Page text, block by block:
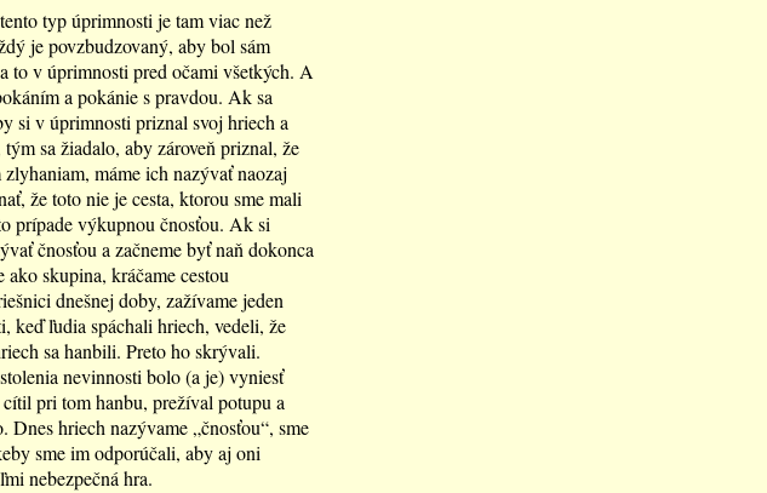
typ úprimnosti je tam viac než
je povzbudzovaný, aby bol sám
to v úprimnosti pred očami všetkých. A
a pokánie s pravdou. Ak sa
si v úprimnosti priznal svoj hriech a
sa žiadalo, aby zároveň priznal, že
máme ich nazývať naozaj
že toto nie je cesta, ktorou sme mali
prípade výkupnou čnosťou. Ak si
čnosťou a začneme byť naň dokonca
skupina, kráčame cestou
dnešnej doby, zažívame jeden
keď ľudia spáchali hriech, vedeli, že
sa hanbili. Preto ho skrývali.
nevinnosti bolo (a je) vyniesť
pri tom hanbu, prežíval potupu a
hriech nazývame „čnosťou“, sme
sme im odporúčali, aby aj oni
nebezpečná hra.